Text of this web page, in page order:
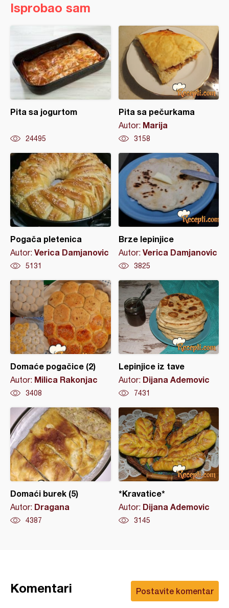
Isprobao sam
Pita sa jogurtom
24495
Pita sa pečurkama
Autor: Marija
3158
Pogača pletenica
Autor: Verica Damjanovic
5131
Brze lepinjice
Autor: Verica Damjanovic
3825
Domaće pogačice (2)
Autor: Milica Rakonjac
3408
Lepinjice iz tave
Autor: Dijana Ademovic
7431
Domaći burek (5)
Autor: Dragana
4387
*Kravatice*
Autor: Dijana Ademovic
3145
Postavite komentar
Komentari